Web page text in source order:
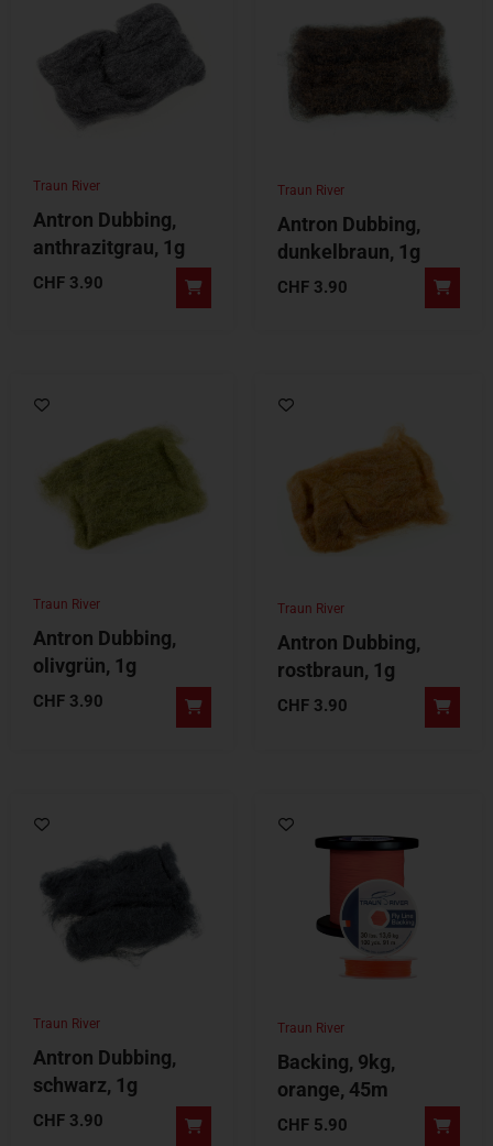
Traun River
Antron Dubbing,
anthrazitgrau, 1g
CHF 3.90
Traun River
Antron Dubbing,
dunkelbraun, 1g
CHF 3.90
Traun River
Antron Dubbing,
olivgrün, 1g
CHF 3.90
Traun River
Antron Dubbing,
rostbraun, 1g
CHF 3.90
Traun River
Antron Dubbing,
schwarz, 1g
CHF 3.90
Traun River
Backing, 9kg,
orange, 45m
CHF 5.90